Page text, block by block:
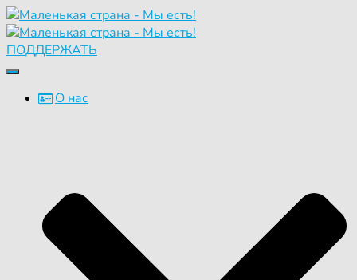
ПОДДЕРЖАТЬ
Переключить
навигациюО нас